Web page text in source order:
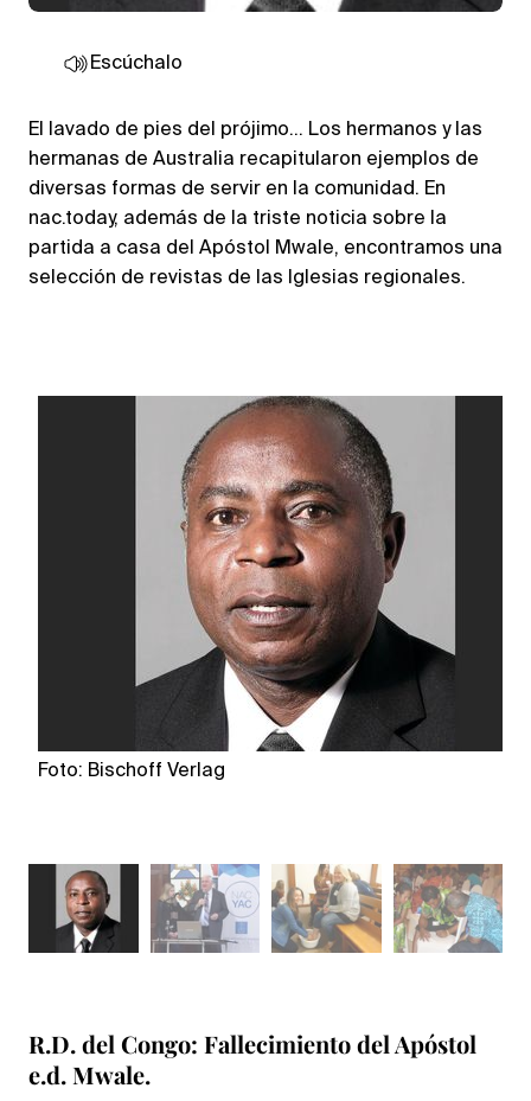
Escúchalo
El lavado de pies del prójimo… Los hermanos y las
hermanas de Australia recapitularon ejemplos de
diversas formas de servir en la comunidad. En
nac.today, además de la triste noticia sobre la
partida a casa del Apóstol Mwale, encontramos una
selección de revistas de las Iglesias regionales.
Foto: Bischoff Verlag
R.D. del Congo: Fallecimiento del Apóstol
e.d. Mwale.